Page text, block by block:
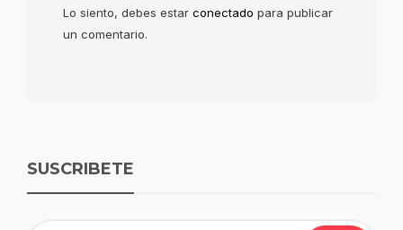
Lo siento, debes estar conectado para publicar
un comentario.
SUSCRIBETE